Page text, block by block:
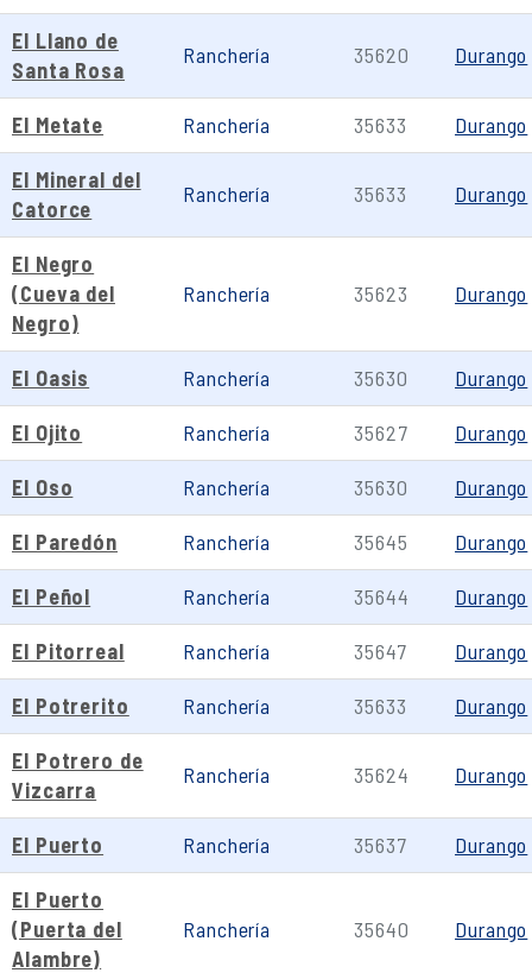
El Llano de
Santa Rosa
Ranchería 35620 Durango
El Metate Ranchería 35633 Durango
El Mineral del
Catorce
Ranchería 35633 Durango
El Negro
(Cueva del
Negro)
Ranchería 35623 Durango
El Oasis Ranchería 35630 Durango
El Ojito Ranchería 35627 Durango
El Oso Ranchería 35630 Durango
El Paredón Ranchería 35645 Durango
El Peñol Ranchería 35644 Durango
El Pitorreal Ranchería 35647 Durango
El Potrerito Ranchería 35633 Durango
El Potrero de
Vizcarra
Ranchería 35624 Durango
El Puerto Ranchería 35637 Durango
El Puerto
(Puerta del
Alambre)
Ranchería 35640 Durango